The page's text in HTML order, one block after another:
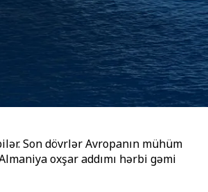
Son dövrlər Avropanın mühüm
oxşar addımı hərbi gəmi